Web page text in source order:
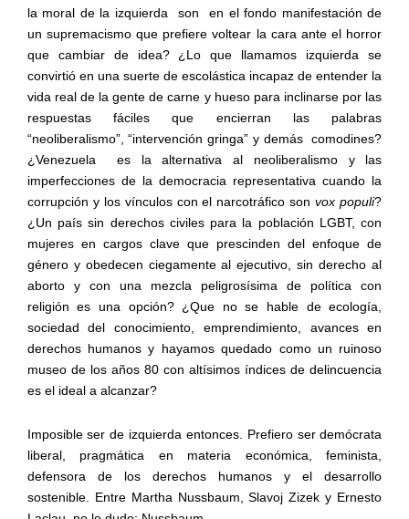
la moral de la izquierda
son
en el fondo manifestación de
un supremacismo que prefiere voltear la cara ante el horror
que cambiar de idea? ¿Lo que llamamos izquierda se
convirtió en una suerte de escolástica incapaz de entender la
vida real de la gente de carne y hueso para inclinarse por las
respuestas fáciles que encierran las palabras
“neoliberalismo”, “intervención gringa” y demás
comodines?
¿Venezuela
es la alternativa al neoliberalismo y las
imperfecciones de la democracia representativa cuando la
corrupción y los vínculos con el narcotráfico sonvox populi?
¿Un país sin derechos civiles para la población LGBT, con
mujeres en cargos clave que prescinden del enfoque de
género y obedecen ciegamente al ejecutivo, sin derecho al
aborto y con una mezcla peligrosísima de política con
religión es una opción? ¿Que no se hable de ecología,
sociedad del conocimiento, emprendimiento, avances en
derechos humanos y hayamos quedado como un ruinoso
museo de los años 80 con altísimos índices de delincuencia
es el ideal a alcanzar?
Imposible ser de izquierda entonces. Prefiero ser demócrata
liberal, pragmática en materia económica, feminista,
defensora de los derechos humanos y el desarrollo
sostenible. Entre Martha Nussbaum, Slavoj Zizek y Ernesto